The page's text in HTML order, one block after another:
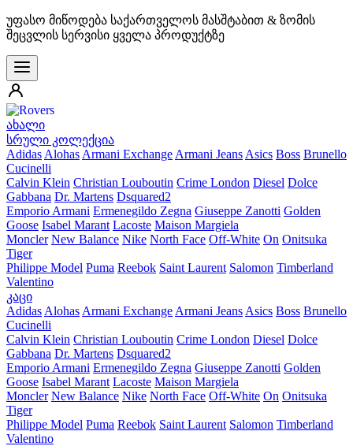
უფასო მიწოდება საქართველოს მასშტაბით & ზომის
შეცვლის სერვისი ყველა პროდუქტზე
ახალი
სრული კოლექცია
Adidas Alohas Armani Exchange Armani Jeans Asics Boss Brunello
Cucinelli
Calvin Klein Christian Louboutin Crime London Diesel Dolce
Gabbana Dr. Martens Dsquared2
Emporio Armani Ermenegildo Zegna Giuseppe Zanotti Golden
Goose Isabel Marant Lacoste Maison Margiela
Moncler New Balance Nike North Face Off-White On Onitsuka
Tiger
Philippe Model Puma Reebok Saint Laurent Salomon Timberland
Valentino
კაცი
Adidas Alohas Armani Exchange Armani Jeans Asics Boss Brunello
Cucinelli
Calvin Klein Christian Louboutin Crime London Diesel Dolce
Gabbana Dr. Martens Dsquared2
Emporio Armani Ermenegildo Zegna Giuseppe Zanotti Golden
Goose Isabel Marant Lacoste Maison Margiela
Moncler New Balance Nike North Face Off-White On Onitsuka
Tiger
Philippe Model Puma Reebok Saint Laurent Salomon Timberland
Valentino